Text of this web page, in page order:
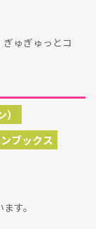
ゅぎゅっとコ
ブックス
す。